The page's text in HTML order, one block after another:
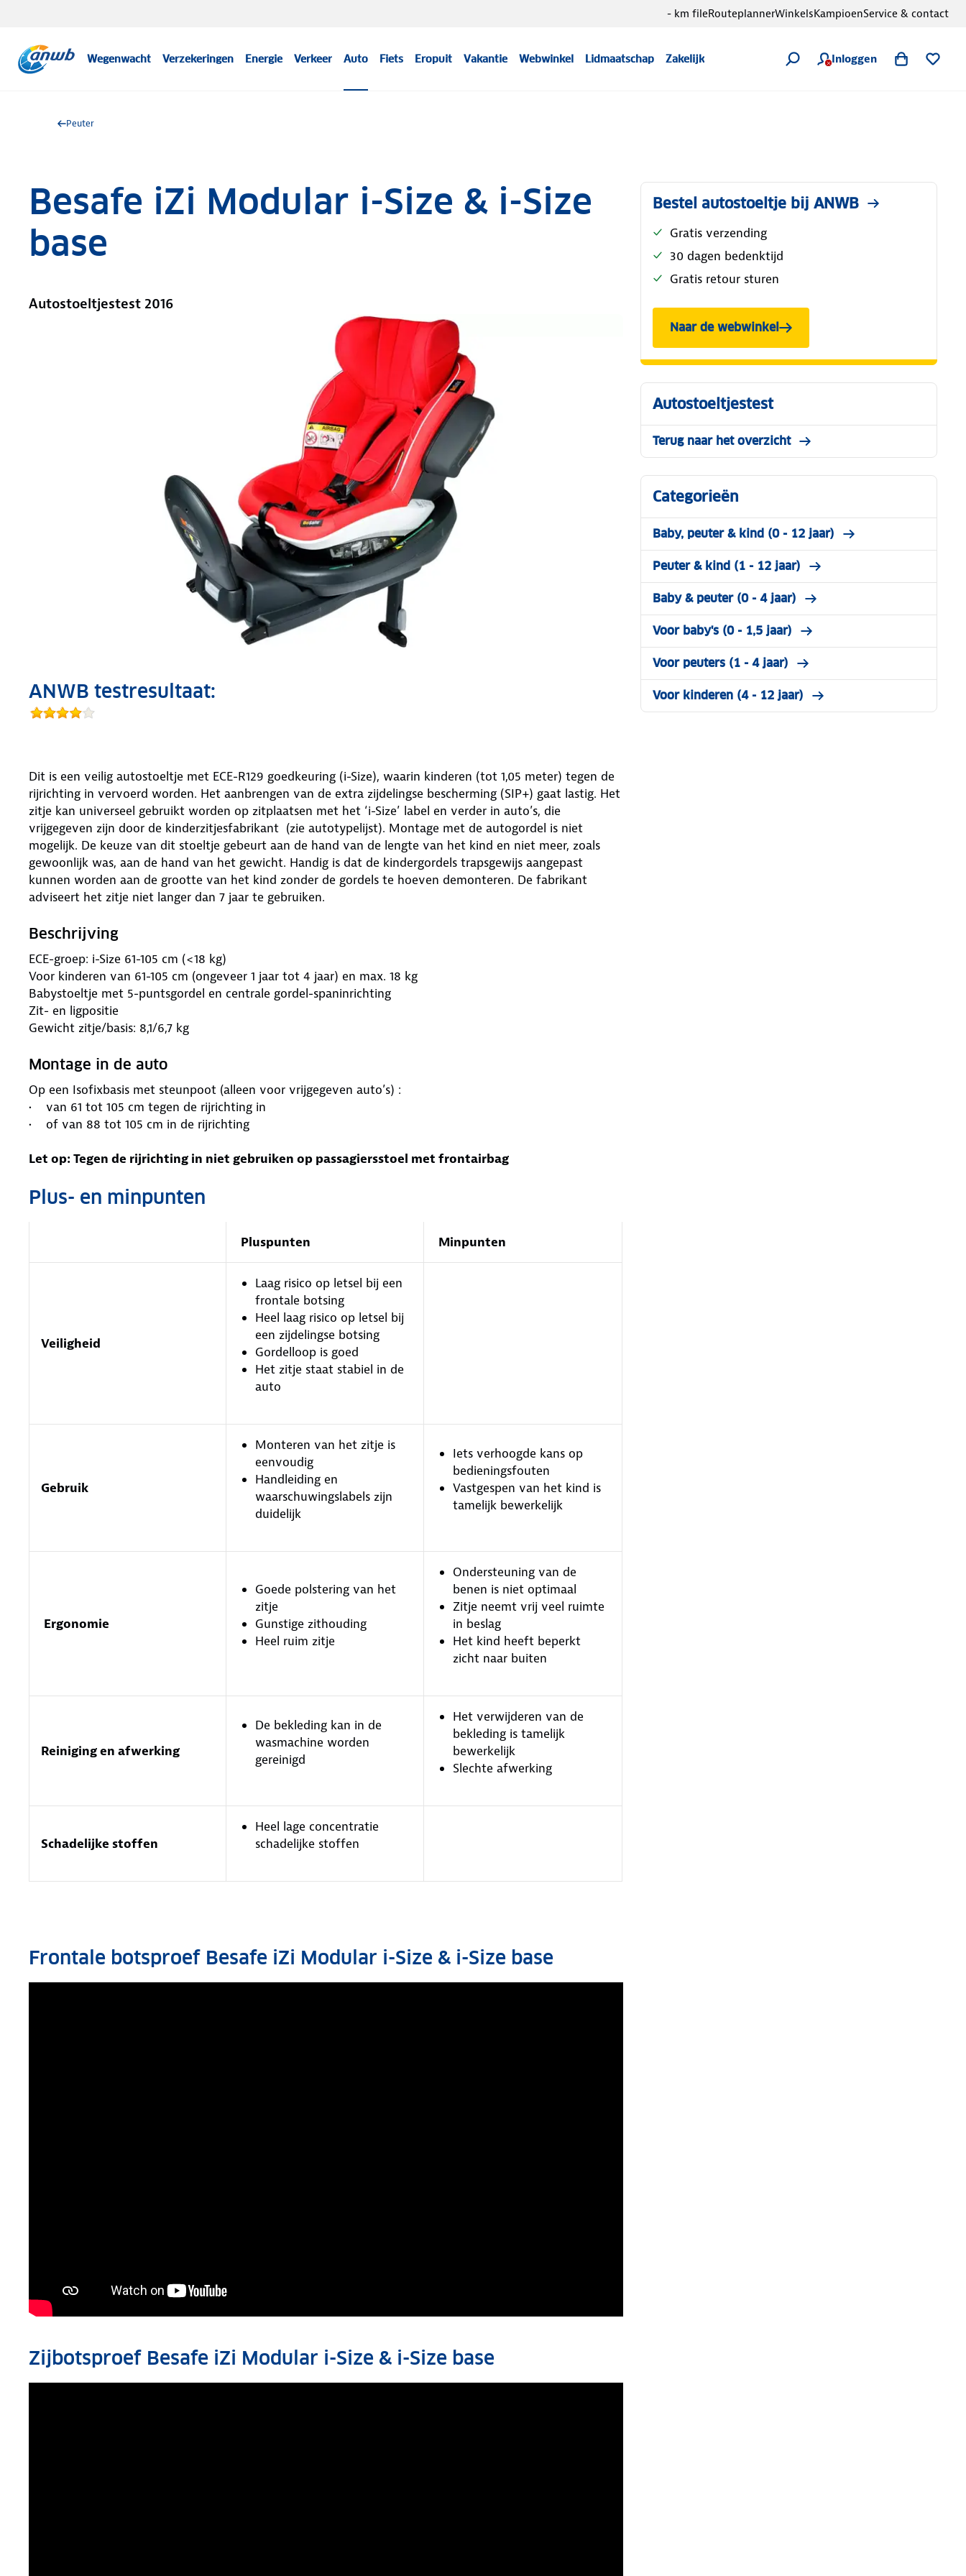
Wegenwacht Verzekeringen Energie Verkeer Auto Fiets Eropuit Vakantie Webwinkel Lidmaatschap Zakelijk Inloggen
- km fileRouteplannerWinkelsKampioenService & contact
Peuter
Besafe iZi Modular i-Size & i-Size
base
Autostoeltjestest 2016
ANWB testresultaat:
Dit is een veilig autostoeltje met ECE-R129 goedkeuring (i-Size), waarin kinderen (tot 1,05 meter) tegen de
rijrichting in vervoerd worden. Het aanbrengen van de extra zijdelingse bescherming (SIP+) gaat lastig. Het
zitje kan universeel gebruikt worden op zitplaatsen met het ‘i-Size’ label en verder in auto’s, die
vrijgegeven zijn door de kinderzitjesfabrikant (zie autotypelijst). Montage met de autogordel is niet
mogelijk. De keuze van dit stoeltje gebeurt aan de hand van de lengte van het kind en niet meer, zoals
gewoonlijk was, aan de hand van het gewicht. Handig is dat de kindergordels trapsgewijs aangepast
kunnen worden aan de grootte van het kind zonder de gordels te hoeven demonteren. De fabrikant
adviseert het zitje niet langer dan 7 jaar te gebruiken.
Beschrijving
ECE-groep: i-Size 61-105 cm (<18 kg)
Voor kinderen van 61-105 cm (ongeveer 1 jaar tot 4 jaar) en max. 18 kg
Babystoeltje met 5-puntsgordel en centrale gordel-spaninrichting
Zit- en ligpositie
Gewicht zitje/basis: 8,1/6,7 kg
Montage in de auto
Op een Isofixbasis met steunpoot (alleen voor vrijgegeven auto’s) :
• van 61 tot 105 cm tegen de rijrichting in
• of van 88 tot 105 cm in de rijrichting
Let op: Tegen de rijrichting in niet gebruiken op passagiersstoel met frontairbag
Plus- en minpunten
Pluspunten Minpunten
Veiligheid
Laag risico op letsel bij een
frontale botsing
Heel laag risico op letsel bij
een zijdelingse botsing
Gordelloop is goed
Het zitje staat stabiel in de
auto
Gebruik
Monteren van het zitje is
eenvoudig
Handleiding en
waarschuwingslabels zijn
duidelijk
Iets verhoogde kans op
bedieningsfouten
Vastgespen van het kind is
tamelijk bewerkelijk
Ergonomie
Goede polstering van het
zitje
Gunstige zithouding
Heel ruim zitje
Ondersteuning van de
benen is niet optimaal
Zitje neemt vrij veel ruimte
in beslag
Het kind heeft beperkt
zicht naar buiten
Reiniging en afwerking
De bekleding kan in de
wasmachine worden
gereinigd
Het verwijderen van de
bekleding is tamelijk
bewerkelijk
Slechte afwerking
Schadelijke stoffen
Heel lage concentratie
schadelijke stoffen
Frontale botsproef Besafe iZi Modular i-Size & i-Size base
Zijbotsproef Besafe iZi Modular i-Size & i-Size base
Bestel autostoeltje bij ANWB
Gratis verzending
30 dagen bedenktijd
Gratis retour sturen
Naar de webwinkel
Autostoeltjestest
Terug naar het overzicht
Categorieën
Baby, peuter & kind (0 - 12 jaar)
Peuter & kind (1 - 12 jaar)
Baby & peuter (0 - 4 jaar)
Voor baby's (0 - 1,5 jaar)
Voor peuters (1 - 4 jaar)
Voor kinderen (4 - 12 jaar)